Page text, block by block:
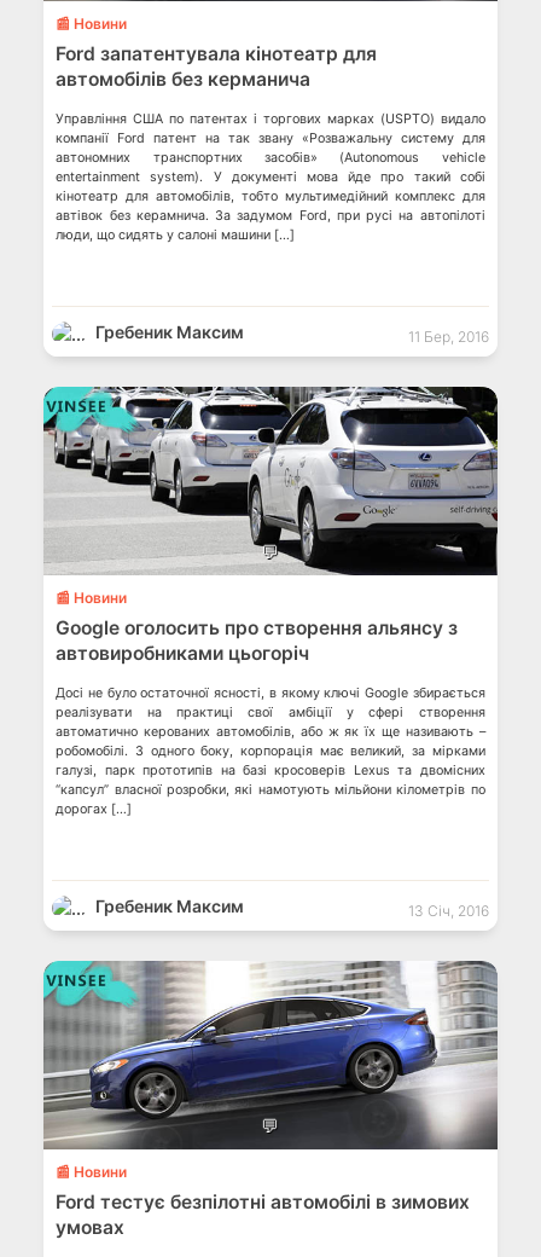
📰 Новини
Ford запатентувала кінотеатр для
автомобілів без керманича
Управління США по патентах і торгових марках (USPTO) видало
компанії Ford патент на так звану «Розважальну систему для
автономних транспортних засобів» (Autonomous vehicle
entertainment system). У документі мова йде про такий собі
кінотеатр для автомобілів, тобто мультимедійний комплекс для
автівок без керамнича. За задумом Ford, при русі на автопілоті
люди, що сидять у салоні машини […]
Гребеник Максим 11 Бер, 2016
💬
📰 Новини
Google оголосить про створення альянсу з
автовиробниками цьогоріч
Досі не було остаточної ясності, в якому ключі Google збирається
реалізувати на практиці свої амбіції у сфері створення
автоматично керованих автомобілів, або ж як їх ще називають –
робомобілі. З одного боку, корпорація має великий, за мірками
галузі, парк прототипів на базі кросоверів Lexus та двомісних
“капсул” власної розробки, які намотують мільйони кілометрів по
дорогах […]
Гребеник Максим 13 Січ, 2016
💬
📰 Новини
Ford тестує безпілотні автомобілі в зимових
умовах